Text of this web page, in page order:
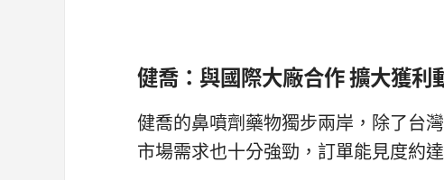
健喬：與國際大廠合作 擴大獲利
健喬的鼻噴劑藥物獨步兩岸，除了台
市場需求也十分強勁，訂單能見度約